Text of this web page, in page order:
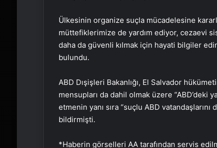
Ülkesinin organize suçla mücadelesine
müttefiklerimize de yardım ediyor, cezaevi
daha da güvenli kılmak için hayati bilgiler
bulundu.
ABD Dışişleri Bakanlığı, El Salvador
mensupları da dahil olmak üzere “ABD’deki
etmenin yanı sıra “suçlu ABD
bildirmişti.
*Haberin görselleri AA tarafından servis